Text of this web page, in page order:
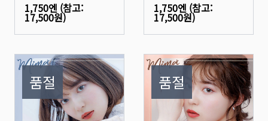
1,750엔 (참고:
17,500원)
1,750엔 (참고:
17,500원)
품절 품절